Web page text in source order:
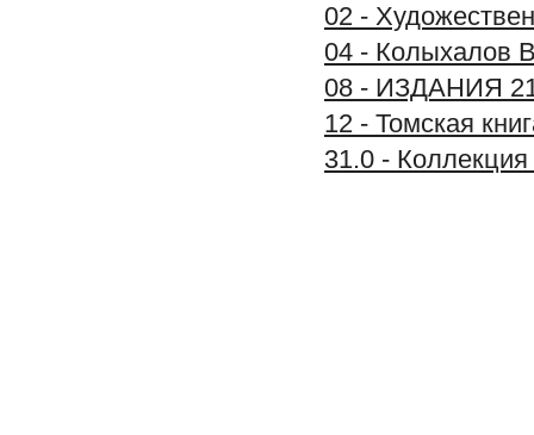
02 -
04 - Колыхалов
08 - ИЗДАНИЯ
12 - Томская
31.0 -